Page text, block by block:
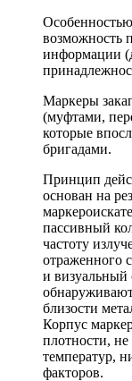
возможность
информации
Маркеры
(муфтами,
которые
бригадами.
Принцип
основан на
пассивный
частоту
отраженного
и визуальный
близости
Корпус
плотности,
температур,
факторов.